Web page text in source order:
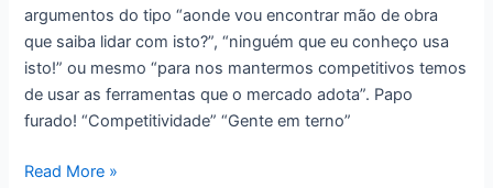
argumentos do tipo “aonde vou encontrar mão de obra
que saiba lidar com isto?”, “ninguém que eu conheço usa
isto!” ou mesmo “para nos mantermos competitivos temos
de usar as ferramentas que o mercado adota”. Papo
furado! “Competitividade” “Gente em terno”
Desenvolvendo
Read More »